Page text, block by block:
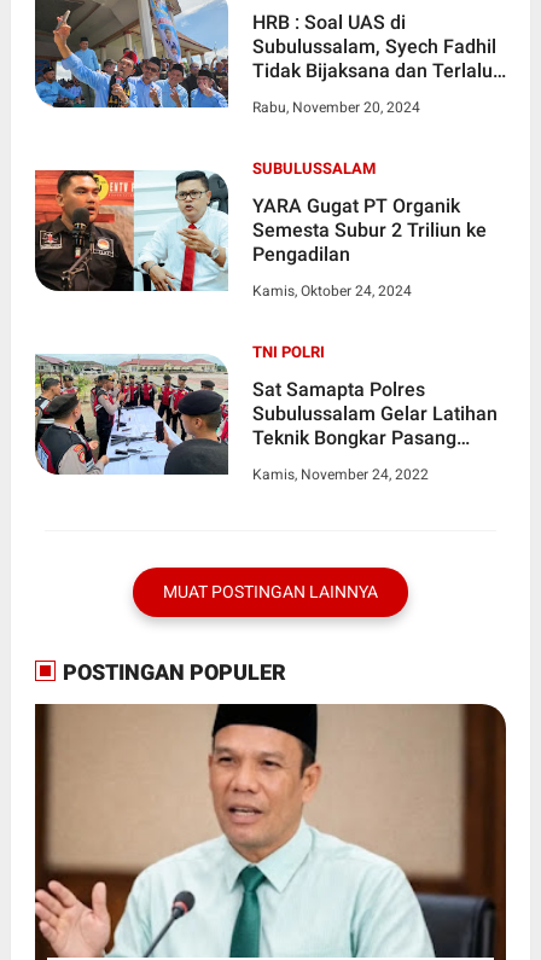
HRB : Soal UAS di
Subulussalam, Syech Fadhil
Tidak Bijaksana dan Terlalu
Rabu, November 20, 2024
SUBULUSSALAM
YARA Gugat PT Organik
Semesta Subur 2 Triliun ke
Pengadilan
Kamis, Oktober 24, 2024
TNI POLRI
Sat Samapta Polres
Subulussalam Gelar Latihan
Teknik Bongkar Pasang
Kamis, November 24, 2022
MUAT POSTINGAN LAINNYA
POSTINGAN POPULER